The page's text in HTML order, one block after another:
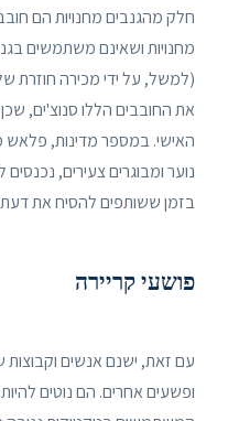
חלק מהגנבים מחנויות הם
מחנויות ושאינם משתמשים
(למשל, על ידי מכירה חוזרת
את החובבים הללו סנוצ'ים,
האישי. במספר מדינות, פלאש
נוער ומבוגרים צעירים, נכנסים
בזמן ששותפים להסיח את
פושעי קריירה
עם זאת, ישנם אנשים וקבוצות
ופשעים אחרים. הם נוטים להיות